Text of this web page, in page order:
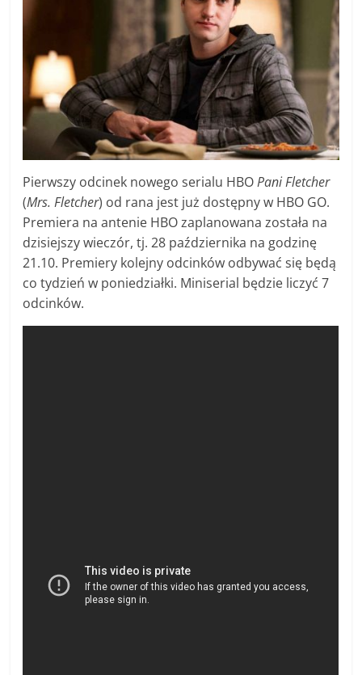
Pierwszy odcinek nowego serialu HBOPani Fletcher
(Mrs. Fletcher) od rana jest już dostępny w HBO GO.
Premiera na antenie HBO zaplanowana została na
dzisiejszy wieczór, tj. 28 października na godzinę
21.10. Premiery kolejny odcinków odbywać się będą
co tydzień w poniedziałki. Miniserial będzie liczyć 7
odcinków.